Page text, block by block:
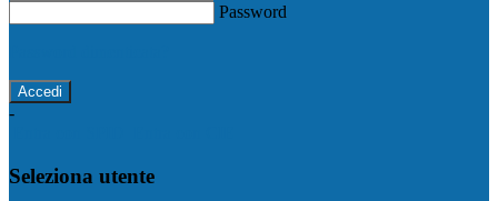
Password
-
Seleziona utente